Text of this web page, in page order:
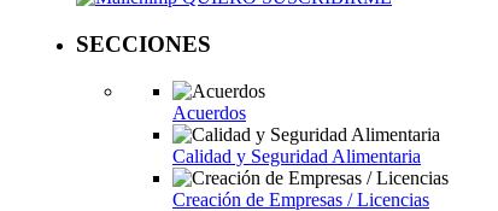
SECCIONES
Acuerdos
Calidad y Seguridad Alimentaria
Creación de Empresas / Licencias